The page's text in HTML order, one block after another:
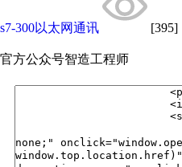
s7-300以太网通讯 [395]
官方公众号智造工程师